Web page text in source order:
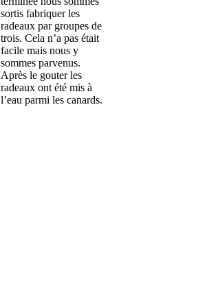
sortis fabriquer les
radeaux par groupes de
trois. Cela n’a pas était
facile mais nous y
sommes parvenus.
Après le gouter les
radeaux ont été mis à
l’eau parmi les canards.